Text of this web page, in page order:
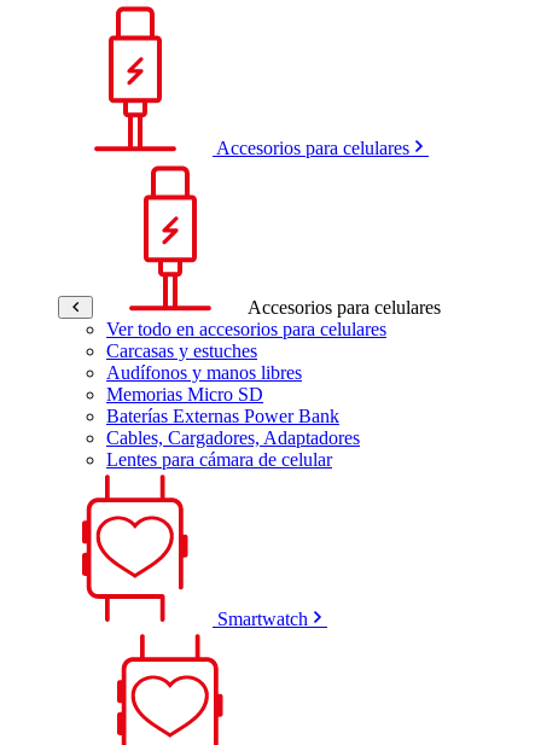
Accesorios para celulares
Accesorios para celulares
Ver todo en accesorios para celulares
Carcasas y estuches
Audífonos y manos libres
Memorias Micro SD
Baterías Externas Power Bank
Cables, Cargadores, Adaptadores
Lentes para cámara de celular
Smartwatch